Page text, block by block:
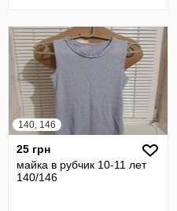
140, 146
25 грн
майка в рубчик 10-11 лет
140/146